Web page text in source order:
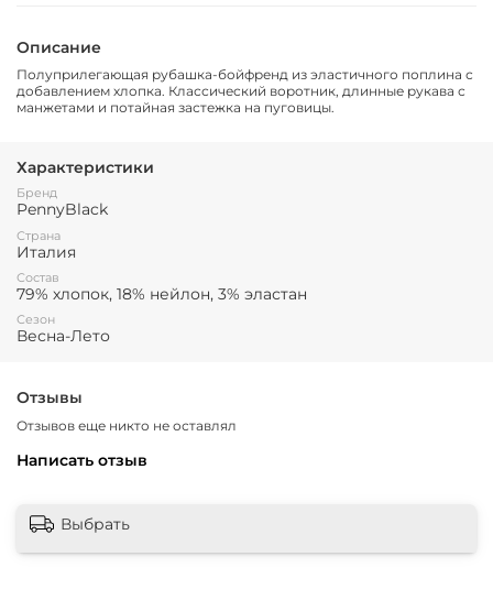
Описание
Полуприлегающая рубашка-бойфренд из эластичного поплина с
добавлением хлопка. Классический воротник, длинные рукава с
манжетами и потайная застежка на пуговицы.
Характеристики
Бренд
PennyBlack
Страна
Италия
Состав
79% хлопок, 18% нейлон, 3% эластан
Сезон
Весна-Лето
Отзывы
Отзывов еще никто не оставлял
Написать отзыв
Выбрать